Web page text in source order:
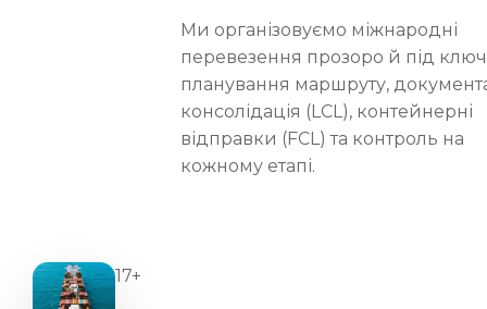
17+
Ми організовуємо міжнародні
перевезення прозоро й під
планування маршруту,
консолідація (LCL), контейнерні
відправки (FCL) та контроль на
кожному етапі.